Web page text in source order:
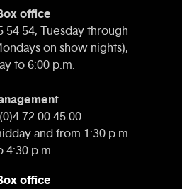
office
54 54, Tuesday through
on show nights),
to 6:00 p.m.
72 00 45 00
and from 1:30 p.m.
4:30 p.m.
office